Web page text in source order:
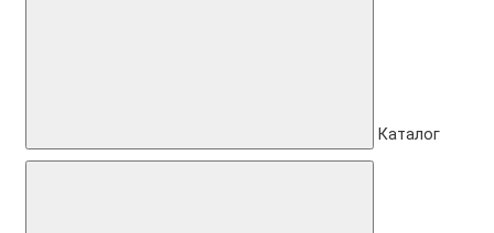
Каталог